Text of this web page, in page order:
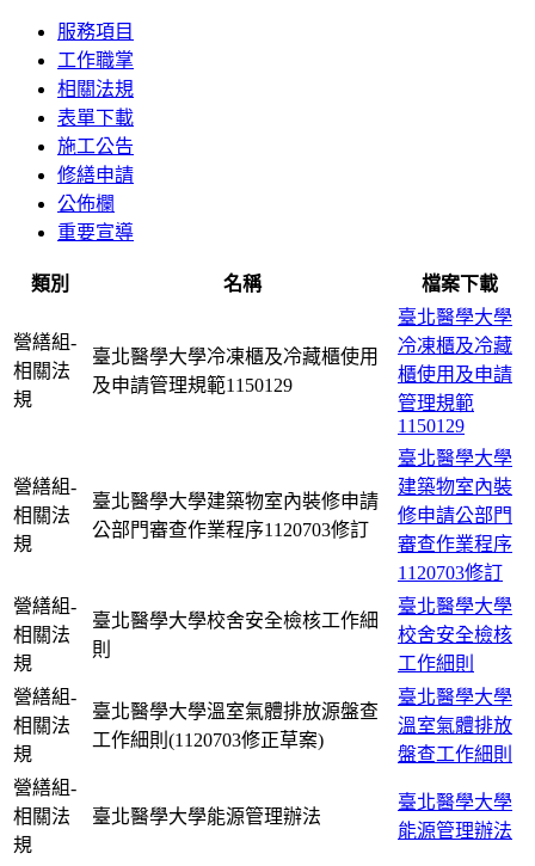
服務項目
工作職掌
相關法規
表單下載
施工公告
修繕申請
公佈欄
重要宣導
類別 名稱 檔案下載
營繕組-
相關法
規
臺北醫學大學冷凍櫃及冷藏櫃使用
及申請管理規範1150129
臺北醫學大學
冷凍櫃及冷藏
櫃使用及申請
管理規範
1150129
營繕組-
相關法
規
臺北醫學大學建築物室內裝修申請
公部門審查作業程序1120703修訂
臺北醫學大學
建築物室內裝
修申請公部門
審查作業程序
1120703修訂
營繕組-
相關法
規
臺北醫學大學校舍安全檢核工作細
則
臺北醫學大學
校舍安全檢核
工作細則
營繕組-
相關法
規
臺北醫學大學溫室氣體排放源盤查
工作細則(1120703修正草案)
臺北醫學大學
溫室氣體排放
盤查工作細則
營繕組-
相關法
規
臺北醫學大學能源管理辦法
臺北醫學大學
能源管理辦法